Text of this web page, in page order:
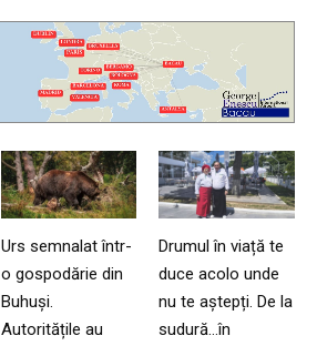
Urs semnalat într-
o gospodărie din
Buhuși.
Autoritățile au
Drumul în viață te
duce acolo unde
nu te aștepți. De la
sudură…în